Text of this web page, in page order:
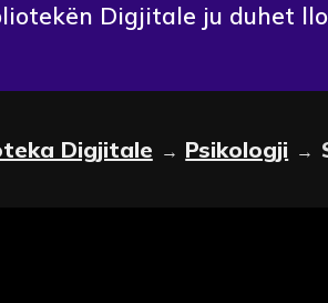
Digjitale ju duhet
Digjitale → Psikologji →